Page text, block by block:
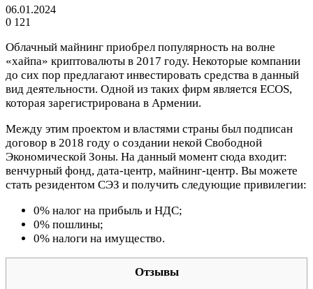
06.01.2024
0 121
Облачный майнинг приобрел популярность на волне
«хайпа» криптовалюты в 2017 году. Некоторые компании
до сих пор предлагают инвестировать средства в данный
вид деятельности. Одной из таких фирм является ECOS,
которая зарегистрирована в Армении.
Между этим проектом и властями страны был подписан
договор в 2018 году о создании некой Свободной
Экономической Зоны. На данный момент сюда входит:
венчурный фонд, дата-центр, майнинг-центр. Вы можете
стать резидентом СЭЗ и получить следующие привилегии:
0% налог на прибыль и НДС;
0% пошлины;
0% налоги на имущество.
Отзывы